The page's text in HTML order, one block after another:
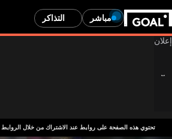
مباشر التذاكر
الصفحة على روابط عند الاشتراك من خلال الروابط المقدمة، قد